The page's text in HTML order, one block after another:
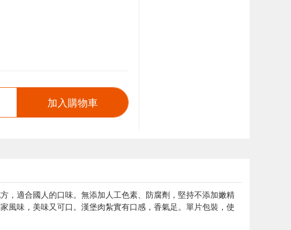
加入購物車
，適合國人的口味。無添加人工色素、防腐劑，堅持不添加嫩精
風味，美味又可口。漢堡肉紮實有口感，香氣足。單片包裝，使